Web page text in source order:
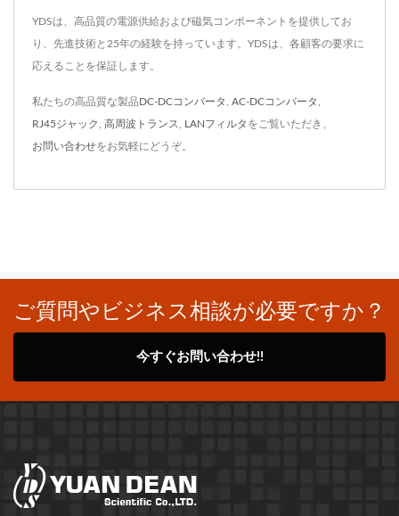
YDSは、高品質の電源供給および磁気コンポーネントを提供してお
り、先進技術と25年の経験を持っています。YDSは、各顧客の要求に
応えることを保証します。
私たちの高品質な製品 DC-DCコンバータ AC-DCコンバータ
RJ45ジャック 高周波トランス LANフィルタ をご覧いただき、
お問い合わせをお気軽にどうぞ。
ご質問やビジネス相談が必要ですか？
今すぐお問い合わせ!!